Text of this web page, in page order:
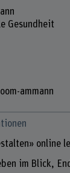
Gesundheit
ammann
online
im Blick,